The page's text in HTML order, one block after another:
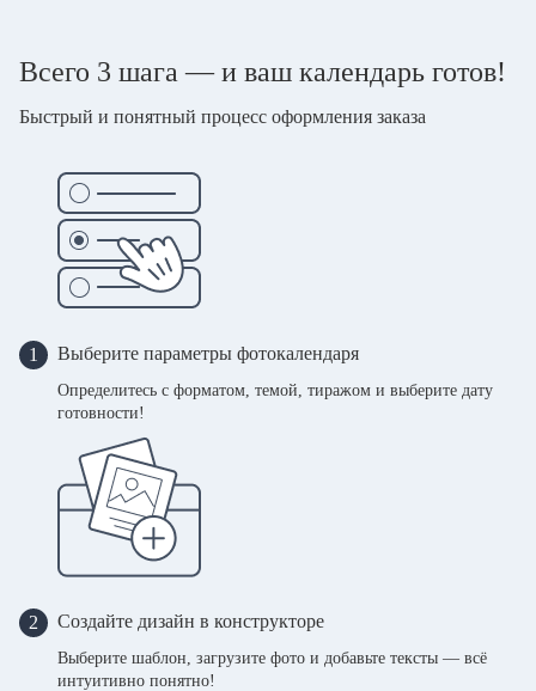
Всего 3 шага — и ваш календарь готов!
Быстрый и понятный процесс оформления заказа
1 Выберите параметры фотокалендаря
Определитесь с форматом, темой, тиражом и выберите дату
готовности!
2 Создайте дизайн в конструкторе
Выберите шаблон, загрузите фото и добавьте тексты — всё
интуитивно понятно!